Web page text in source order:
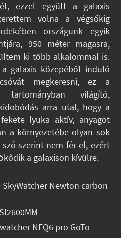
ezzel együtt a galaxis
volna a végsőkig
országunk egyik
950 méter magasra,
ki több alkalommal is.
galaxis közepéből induló
megkeresni, ez a
világító,
arra utal, hogy a
lyuka aktív, anyagot
a környezetébe olyan sok
szerint nem fér el, ezért
a galaxison kívülre.
SkyWatcher Newton carbon
NEQ6 pro GoTo